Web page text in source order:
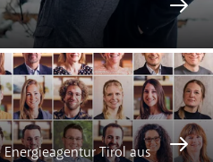
Tirol aus